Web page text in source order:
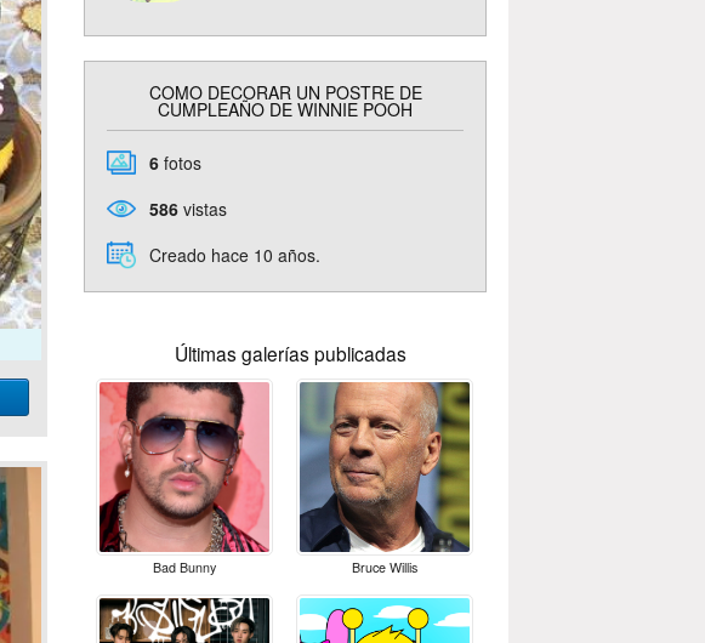
COMO DECORAR UN POSTRE DE
CUMPLEAÑO DE WINNIE POOH
6 fotos
586 vistas
Creado hace 10 años.
Últimas galerías publicadas
Bad Bunny Bruce Willis